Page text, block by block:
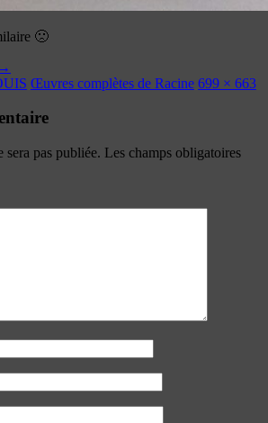
🙁
Œuvres complètes de Racine 699 × 663
sera pas publiée. Les champs obligatoires